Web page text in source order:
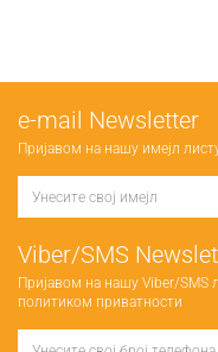
е-mail Newsletter
Пријавом на нашу имејл
Viber/SMS
Пријавом на нашу Viber/SMS
политиком приватности